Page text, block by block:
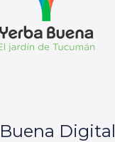
Digital